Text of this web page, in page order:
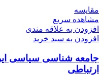
مقایسه
مشاهده سریع
افزودن به علاقه مندی
افزودن به سبد خرید
جامعه شناسی سیاسی
ارتباطی